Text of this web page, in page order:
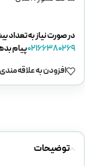
در صورت نیاز به تعداد
02166380269پیام
افزودن به علاقه مندی
توضیحات